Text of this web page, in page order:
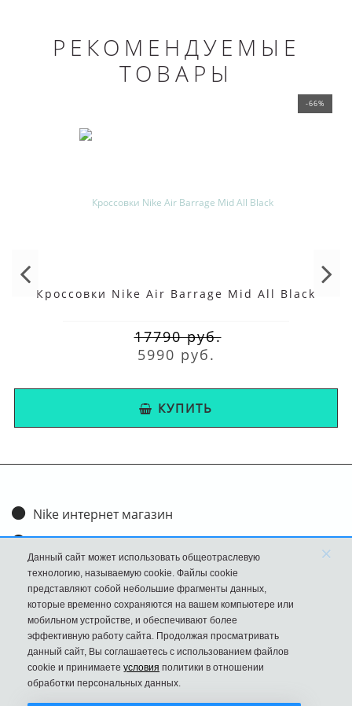
РЕКОМЕНДУЕМЫЕ
ТОВАРЫ
-66%
Кроссовки Nike Air Barrage Mid All Black
17790 руб.
5990 руб.
КУПИТЬ
Nike интернет магазин
Доставка и оплата
Обмен и возврат
Размеры
FAQ
Новости
Политика Конфиденциальности
Данный сайт может использовать общеотраслевую
технологию, называемую cookie. Файлы cookie
представляют собой небольшие фрагменты данных,
которые временно сохраняются на вашем компьютере или
мобильном устройстве, и обеспечивают более
эффективную работу сайта. Продолжая просматривать
данный сайт, Вы соглашаетесь с использованием файлов
cookie и принимаете условия политики в отношении
обработки персональных данных.
×